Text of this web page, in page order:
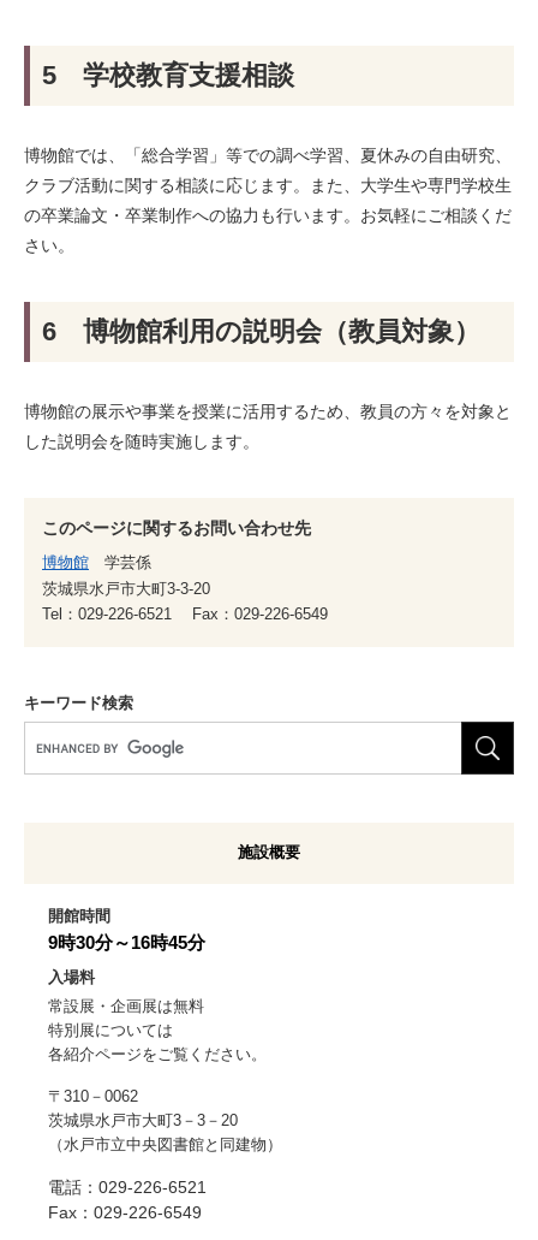
5 学校教育支援相談
博物館では、「総合学習」等での調べ学習、夏休みの自由研究、
クラブ活動に関する相談に応じます。また、大学生や専門学校生
の卒業論文・卒業制作への協力も行います。お気軽にご相談くだ
さい。
6 博物館利用の説明会（教員対象）
博物館の展示や事業を授業に活用するため、教員の方々を対象と
した説明会を随時実施します。
このページに関するお問い合わせ先
博物館
学芸係
茨城県水戸市大町3-3-20
Tel：029-226-6521
Fax：029-226-6549
キーワード検索
施設概要
開館時間
9時30分～16時45分
入場料
常設展・企画展は無料
特別展については
各紹介ページをご覧ください。
〒310－0062
茨城県水戸市大町3－3－20
（水戸市立中央図書館と同建物）
電話：029-226-6521
Fax：029-226-6549